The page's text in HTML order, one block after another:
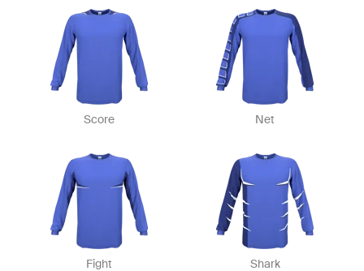
Score Net
Fight Shark